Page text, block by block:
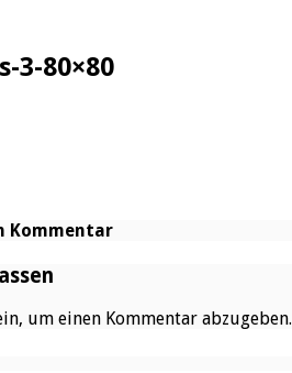
3-80×80
Kommentar
um einen Kommentar abzugeben.